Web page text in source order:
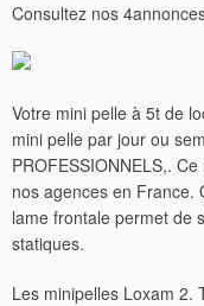
Consultez nos
Votre mini pelle à 5t de
mini pelle par jour ou
PROFESSIONNELS,.
nos agences en France.
lame frontale permet de
statiques.
Les minipelles Loxam 2.